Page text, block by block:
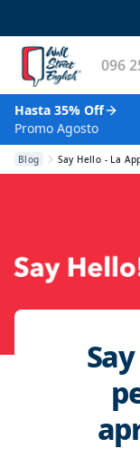
096
Hasta 35% Off
Promo Agosto
Blog Say Hello - La